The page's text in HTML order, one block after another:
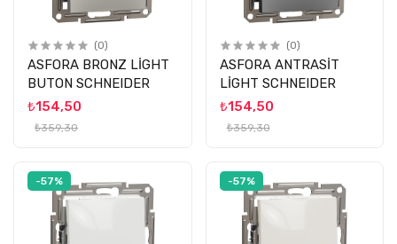
(0)
ASFORA BRONZ LİGHT
BUTON SCHNEIDER
₺154,50
₺359,30
(0)
ASFORA ANTRASİT
LİGHT SCHNEIDER
₺154,50
₺359,30
-57% -57%